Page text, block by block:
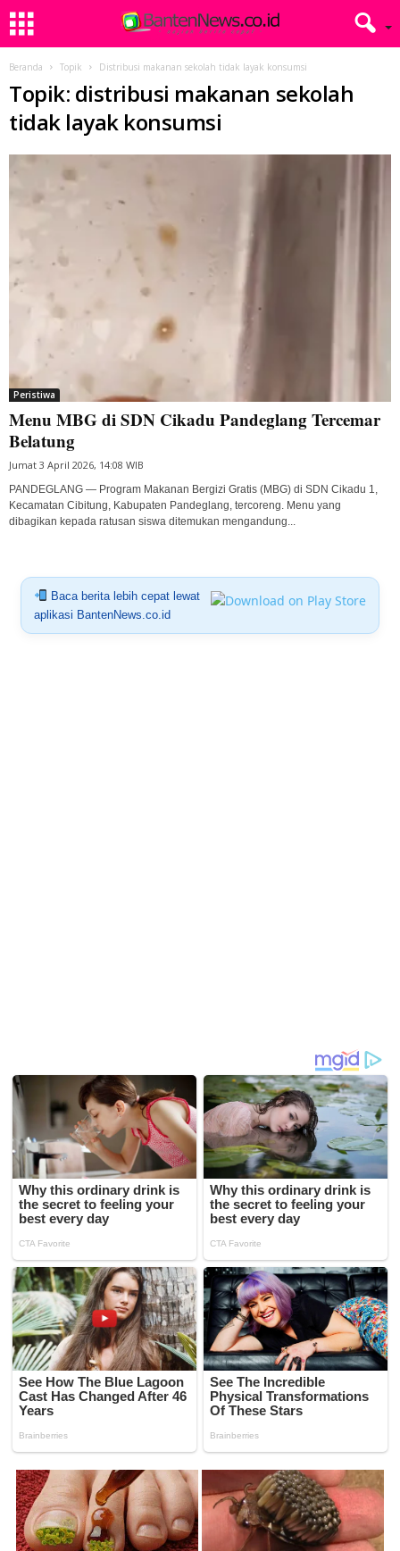
Beranda Topik Distribusi makanan sekolah tidak layak konsumsi
Topik: distribusi makanan sekolah
tidak layak konsumsi
Peristiwa
Menu MBG di SDN Cikadu Pandeglang Tercemar
Belatung
Jumat 3 April 2026, 14:08 WIB
PANDEGLANG — Program Makanan Bergizi Gratis (MBG) di SDN Cikadu 1,
Kecamatan Cibitung, Kabupaten Pandeglang, tercoreng. Menu yang
dibagikan kepada ratusan siswa ditemukan mengandung...
Baca berita lebih cepat lewat
aplikasi BantenNews.co.id